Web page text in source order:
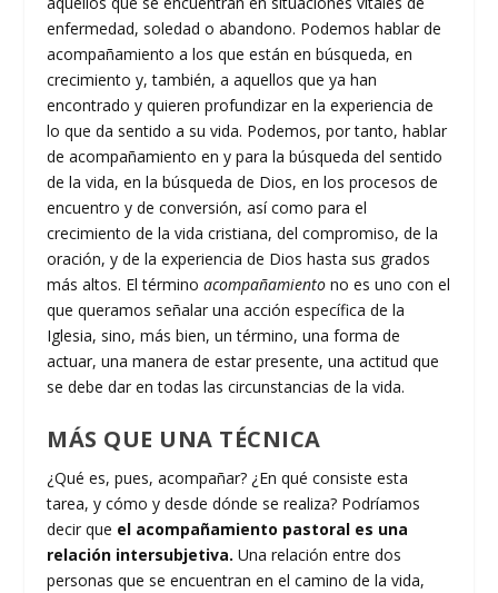
enfermedad, soledad o abandono. Podemos hablar de
acompañamiento a los que están en búsqueda, en
crecimiento y, también, a aquellos que ya han
encontrado y quieren profundizar en la experiencia de
lo que da sentido a su vida. Podemos, por tanto, hablar
de acompañamiento en y para la búsqueda del sentido
de la vida, en la búsqueda de Dios, en los procesos de
encuentro y de conversión, así como para el
crecimiento de la vida cristiana, del compromiso, de la
oración, y de la experiencia de Dios hasta sus grados
más altos. El términoacompañamiento no es uno con el
que queramos señalar una acción específica de la
Iglesia, sino, más bien, un término, una forma de
actuar, una manera de estar presente, una actitud que
se debe dar en todas las circunstancias de la vida.
MÁS QUE UNA TÉCNICA
¿Qué es, pues, acompañar? ¿En qué consiste esta
tarea, y cómo y desde dónde se realiza? Podríamos
decir que el acompañamiento pastoral es una
relación intersubjetiva. Una relación entre dos
personas que se encuentran en el camino de la vida,